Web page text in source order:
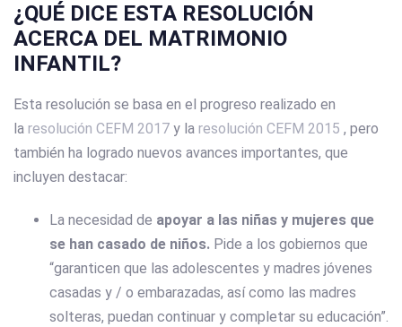
¿QUÉ DICE ESTA RESOLUCIÓN
ACERCA DEL MATRIMONIO
INFANTIL?
Esta resolución se basa en el progreso realizado en
la resolución CEFM 2017 y la resolución CEFM 2015 , pero
también ha logrado nuevos avances importantes, que
incluyen destacar:
La necesidad de apoyar a las niñas y mujeres que
se han casado de niños. Pide a los gobiernos que
“garanticen que las adolescentes y madres jóvenes
casadas y / o embarazadas, así como las madres
solteras, puedan continuar y completar su educación”.